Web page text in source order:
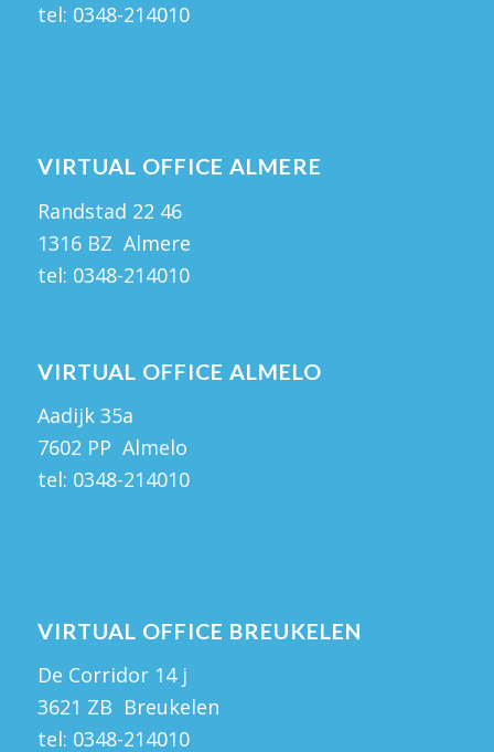
tel: 0348-214010
VIRTUAL OFFICE ALMERE
Randstad 22 46
1316 BZ Almere
tel: 0348-214010
VIRTUAL OFFICE ALMELO
Aadijk 35a
7602 PP Almelo
tel: 0348-214010
VIRTUAL OFFICE BREUKELEN
De Corridor 14 j
3621 ZB Breukelen
tel: 0348-214010